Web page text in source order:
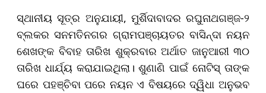
ସ୍ଥାନୀୟ ସୂତ୍ର ଅନୁଯାୟୀ, ମୁର୍ଶିଦାବାଦର ରଘୁନାଥଗଞ୍ଜ-୨
ବ୍ଲକର ସନମତିନଗର ଗ୍ରାମପଞ୍ଚାୟତର ବାସିନ୍ଦା ନୟନ
ଶେଖଙ୍କ ବିବାହ ତାରିଖ ଶୁକ୍ରବାର ଅର୍ଥାତ ଜାନୁଆରୀ ୩୦
ତାରିଖ ଧାର୍ଯ୍ୟ କରାଯାଇଥିଲା। ଶୁଣାଣି ପାଇଁ ନୋଟିସ୍‌ ତାଙ୍କ
ଘରେ ପହଞ୍ଚିବା ପରେ ନୟନ ଏ ବିଷୟରେ ଦ୍ୱିଧା ଅନୁଭବ